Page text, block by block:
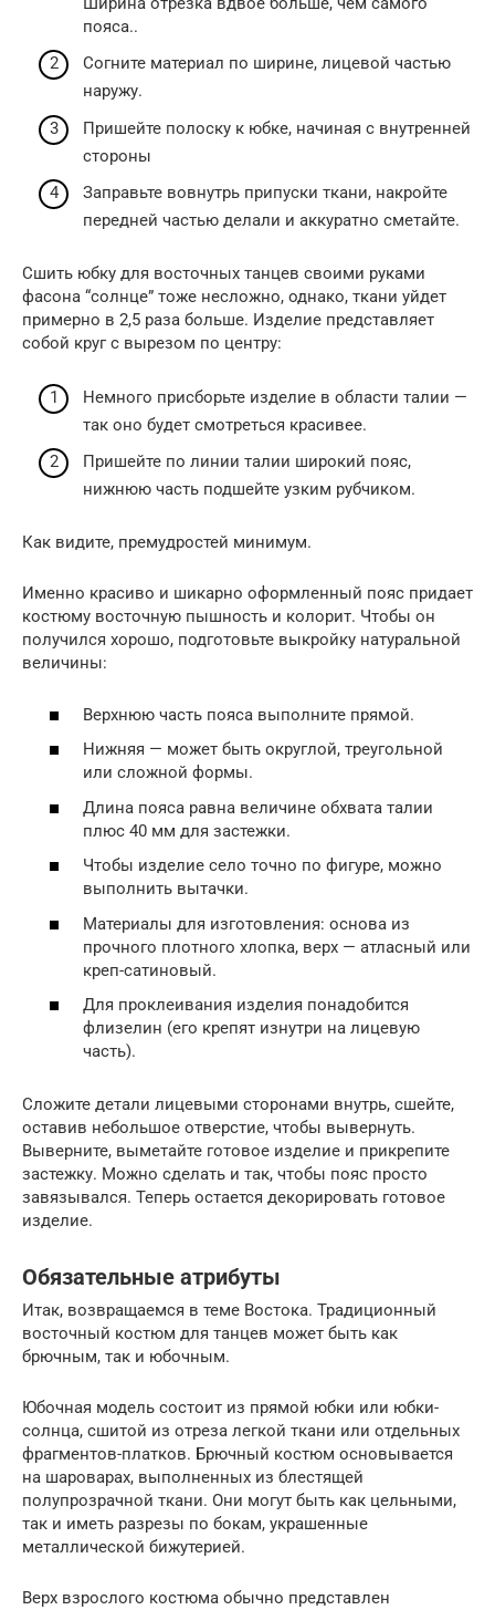
пояса..
Согните материал по ширине, лицевой частью
наружу.
Пришейте полоску к юбке, начиная с внутренней
стороны
Заправьте вовнутрь припуски ткани, накройте
передней частью делали и аккуратно сметайте.
Сшить юбку для восточных танцев своими руками
фасона “солнце” тоже несложно, однако, ткани уйдет
примерно в 2,5 раза больше. Изделие представляет
собой круг с вырезом по центру:
Немного присборьте изделие в области талии —
так оно будет смотреться красивее.
Пришейте по линии талии широкий пояс,
нижнюю часть подшейте узким рубчиком.
Как видите, премудростей минимум.
Именно красиво и шикарно оформленный пояс придает
костюму восточную пышность и колорит. Чтобы он
получился хорошо, подготовьте выкройку натуральной
величины:
Верхнюю часть пояса выполните прямой.
Нижняя — может быть округлой, треугольной
или сложной формы.
Длина пояса равна величине обхвата талии
плюс 40 мм для застежки.
Чтобы изделие село точно по фигуре, можно
выполнить вытачки.
Материалы для изготовления: основа из
прочного плотного хлопка, верх — атласный или
креп-сатиновый.
Для проклеивания изделия понадобится
флизелин (его крепят изнутри на лицевую
часть).
Сложите детали лицевыми сторонами внутрь, сшейте,
оставив небольшое отверстие, чтобы вывернуть.
Выверните, выметайте готовое изделие и прикрепите
застежку. Можно сделать и так, чтобы пояс просто
завязывался. Теперь остается декорировать готовое
изделие.
Обязательные атрибуты
Итак, возвращаемся в теме Востока. Традиционный
восточный костюм для танцев может быть как
брючным, так и юбочным.
Юбочная модель состоит из прямой юбки или юбки-
солнца, сшитой из отреза легкой ткани или отдельных
фрагментов-платков. Брючный костюм основывается
на шароварах, выполненных из блестящей
полупрозрачной ткани. Они могут быть как цельными,
так и иметь разрезы по бокам, украшенные
металлической бижутерией.
Верх взрослого костюма обычно представлен